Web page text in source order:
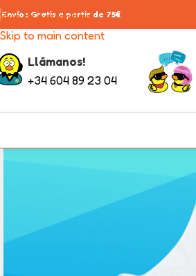
Skip to navigation
Skip to main content
Envíos Gratis a partir de 75€
Llámanos!
+34 604 89 23 04